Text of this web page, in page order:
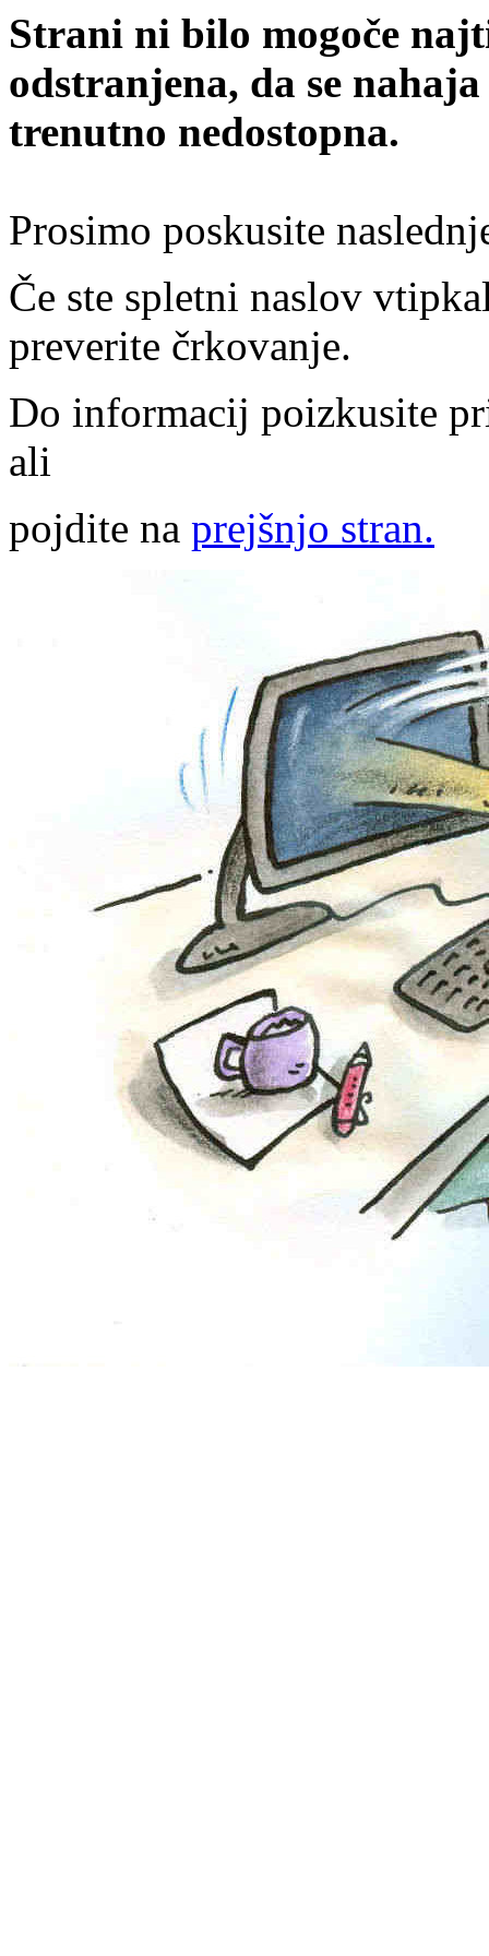
Strani ni bilo mogoče
odstranjena, da se
trenutno nedostopna.
Prosimo poskusite
Če ste spletni naslov
preverite črkovanje.
Do informacij poizkusite
ali
pojdite na prejšnjo stran.